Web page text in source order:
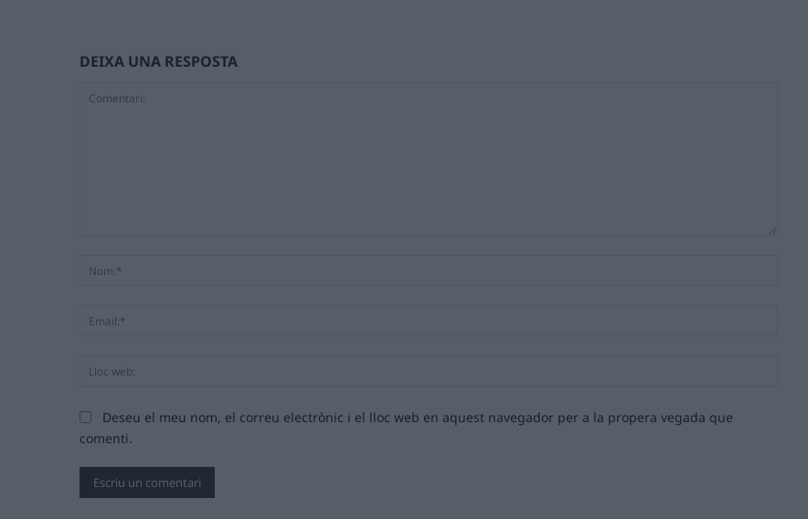
DEIXA UNA RESPOSTA
Deseu el meu nom, el correu electrònic i el lloc web en aquest navegador per a la propera vegada que
comenti.